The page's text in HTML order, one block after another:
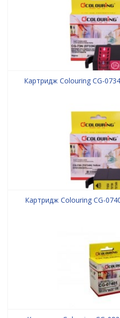
Картридж Colouring CG-
Картридж Colouring CG-